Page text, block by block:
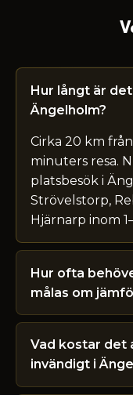
Hur långt är
Ängelholm?
Cirka 20 km
minuters resa.
platsbesök i
Strövelstorp,
Hjärnarp inom
Hur ofta
målas om
Vad kostar det
invändigt i